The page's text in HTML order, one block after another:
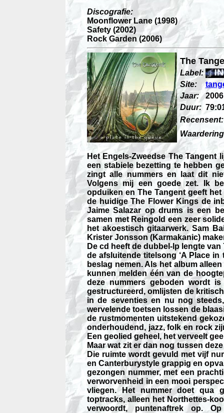
Discografie:
Moonflower Lane (1998)
Safety (2002)
Rock Garden (2006)
The
Label:
Site:
Jaar:
2006
Duur:
Recensent:
Het Engels-Zweedse The
een stabiele bezetting te hebben
zingt alle nummers en laat dit
Volgens mij een goede zet. Ik
opduiken en The Tangent geeft
de huidige The Flower Kings de
Jaime Salazar op drums is een
samen met Reingold een zeer
het akoestisch gitaarwerk. Sam
Krister Jonsson (Karmakanic)
De cd heeft de dubbel-lp lengte van
de afsluitende titelsong ‘A Place
beslag nemen. Als het album
kunnen melden één van de
deze nummers geboden wordt
gestructureerd, omlijsten de
in de seventies en nu nog
wervelende toetsen lossen de
de rustmomenten uitstekend
onderhoudend, jazz, folk en rock
Een geolied geheel, het verveelt
Maar wat zit er dan nog tussen
Die ruimte wordt gevuld met vijf
en Canterburystyle grappig en
gezongen nummer, met een
verworvenheid in een mooi
vliegen. Het nummer doet qua
toptracks, alleen het Northettes-
verwoordt, puntenaftrek op.